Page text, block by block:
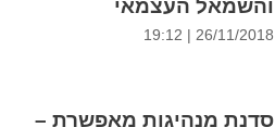
והשמאל העצמאי
26/11/2018 | 19:12
סדנת מנהיגות מאפשרת –